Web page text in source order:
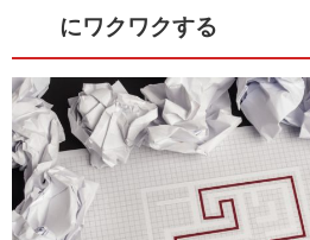
にワクワクする